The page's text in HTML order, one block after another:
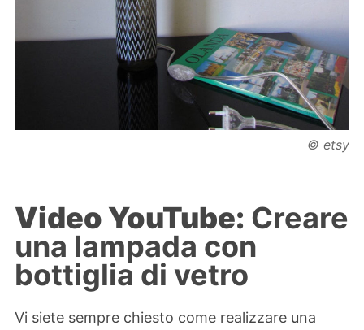
© etsy
Video YouTube: Creare
una lampada con
bottiglia di vetro
Vi siete sempre chiesto come realizzare una